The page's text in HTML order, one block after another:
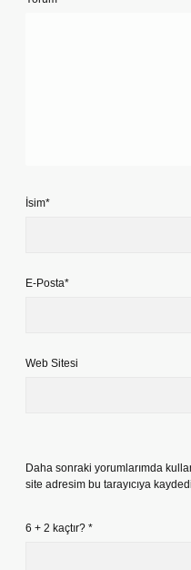
İsim*
E-Posta*
Web Sitesi
Daha sonraki yorumlarımda
site adresim bu tarayıcıya
6 + 2 kaçtır? *